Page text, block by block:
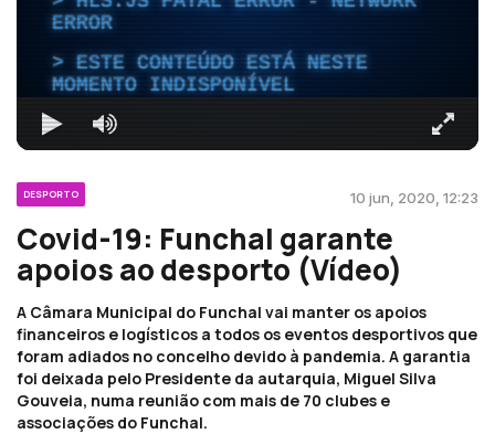
ERROR
ESTE CONTEÚDO ESTÁ NESTE
MOMENTO INDISPONÍVEL
DESPORTO 10 jun, 2020, 12:23
Covid-19: Funchal garante
apoios ao desporto (Vídeo)
A Câmara Municipal do Funchal vai manter os apoios
financeiros e logísticos a todos os eventos desportivos que
foram adiados no concelho devido à pandemia. A garantia
foi deixada pelo Presidente da autarquia, Miguel Silva
Gouveia, numa reunião com mais de 70 clubes e
associações do Funchal.